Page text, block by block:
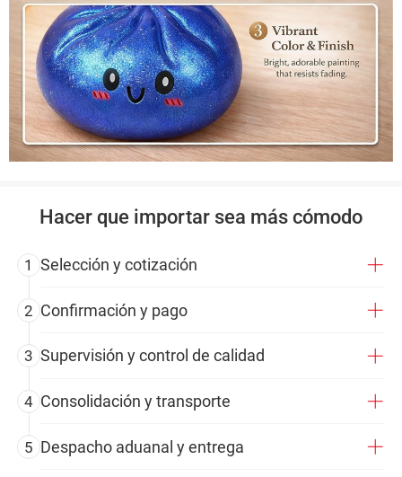
Hacer que importar sea más cómodo
1 Selección y cotización
2 Confirmación y pago
3 Supervisión y control de calidad
4 Consolidación y transporte
5 Despacho aduanal y entrega